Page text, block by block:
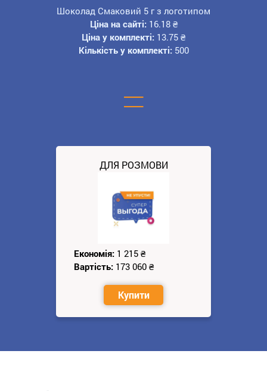
Шоколад Смаковий 5 г з логотипом
Ціна на сайті: 16.18 ₴
Ціна у комплекті: 13.75 ₴
Кількість у комплекті: 500
=
ДЛЯ РОЗМОВИ
Економія: 1 215 ₴
Вартість: 173 060 ₴
Купити